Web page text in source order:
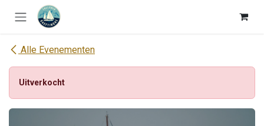
Overslaan naar inhoud
Alle Evenementen
Uitverkocht